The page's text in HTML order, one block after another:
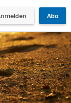
Abo